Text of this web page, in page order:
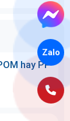
cách
Zalo